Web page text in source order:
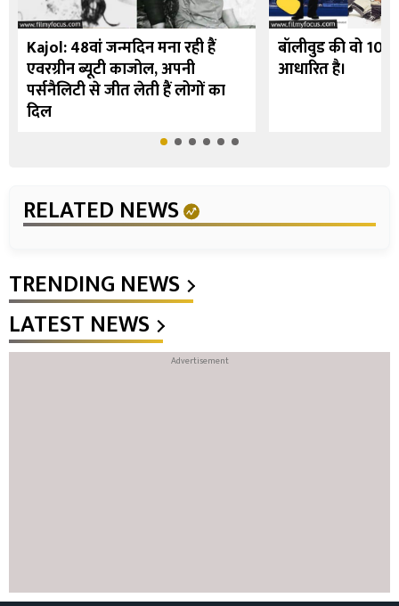
Kajol: 48वां जन्मदिन मना रही हैं
एवरग्रीन ब्यूटी काजोल, अपनी
पर्सनैलिटी से जीत लेती हैं लोगों का
दिल
बॉलीवुड की वो 10
आधारित है।
RELATED NEWS
TRENDING NEWS
LATEST NEWS